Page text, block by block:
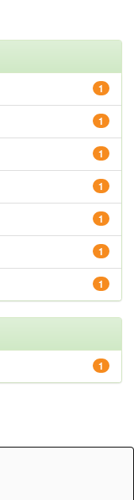
1
1
1
1
1
1
1
1